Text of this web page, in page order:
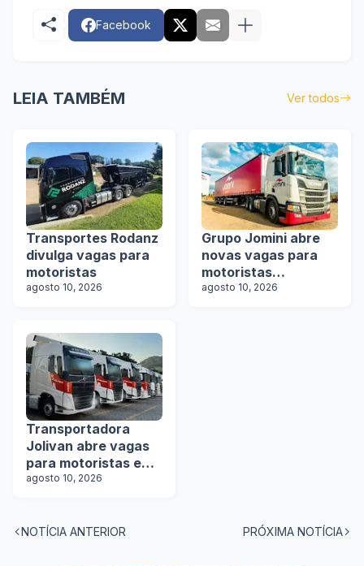
Facebook
LEIA TAMBÉM Ver todos
Transportes Rodanz
divulga vagas para
motoristas
agosto 10, 2026
Grupo Jomini abre
novas vagas para
motoristas
categoria D e E
agosto 10, 2026
Transportadora
Jolivan abre vagas
para motoristas em
5 estados
agosto 10, 2026
NOTÍCIA ANTERIOR PRÓXIMA NOTÍCIA